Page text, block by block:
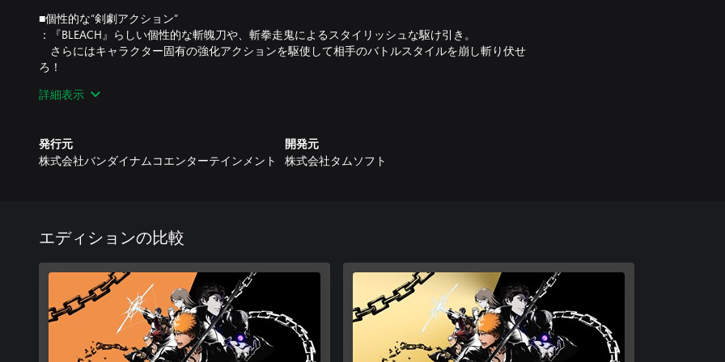
■個性的な“剣劇アクション”
：『BLEACH』らしい個性的な斬魄刀や、斬拳走鬼によるスタイリッシュな駆け引き。
さらにはキャラクター固有の強化アクションを駆使して相手のバトルスタイルを崩し斬り伏せ
ろ！
■大迫力の“一撃必殺アクション”
■“覚醒”で大幅パワーアップ＆“逆転体験”
クション！
■『BLEACH』の物語を一から体験するストーリーモード
「MAIN STORY」では１人の少年、黒崎一護が”死神”となる”死神代行篇”から、
藍染惣右介率いる”破面”との激闘を描く”破面篇”までの『BLEACH』の物語を一から体験。
また、「MAIN STORY」では語られなかった各キャラクターたちの物語を描く本作オリジナルの
「SECRET STORY」も収録。
各キャラクターの個性を形成するに至った過去エピソードを含む、本編の裏側で展開したであろ
う物語をお楽しみいただけます。
詳細表示
発行元
株式会社バンダイナムコエンターテインメント
開発元
株式会社タムソフト
エディションの比較